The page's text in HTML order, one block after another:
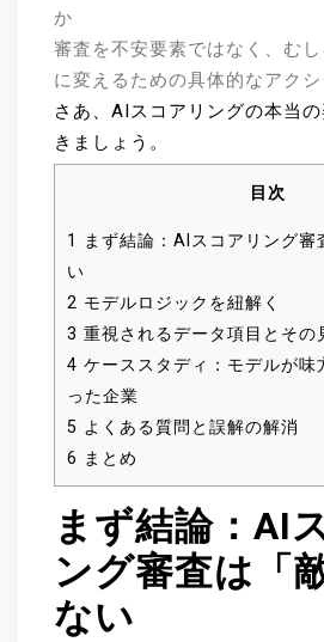
か
審査を不安要素ではなく、むし
に変えるための具体的なアクシ
さあ、AIスコアリングの本当
きましょう。
目次
1
まず結論：AIスコアリング審
い
2 モデルロジックを紐解く
3 重視されるデータ項目とその
4 ケーススタディ：モデルが味
った企業
5 よくある質問と誤解の解消
6 まとめ
まず結論：AI
ング審査は「
ない